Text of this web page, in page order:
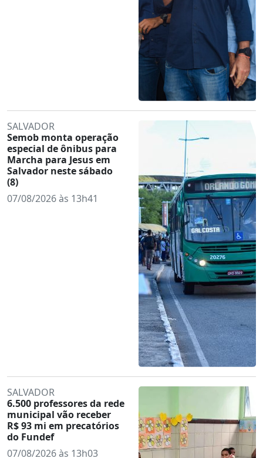
SALVADOR
Semob monta operação
especial de ônibus para
Marcha para Jesus em
Salvador neste sábado
(8)
07/08/2026 às 13h41
SALVADOR
6.500 professores da rede
municipal vão receber
R$ 93 mi em precatórios
do Fundef
07/08/2026 às 13h03